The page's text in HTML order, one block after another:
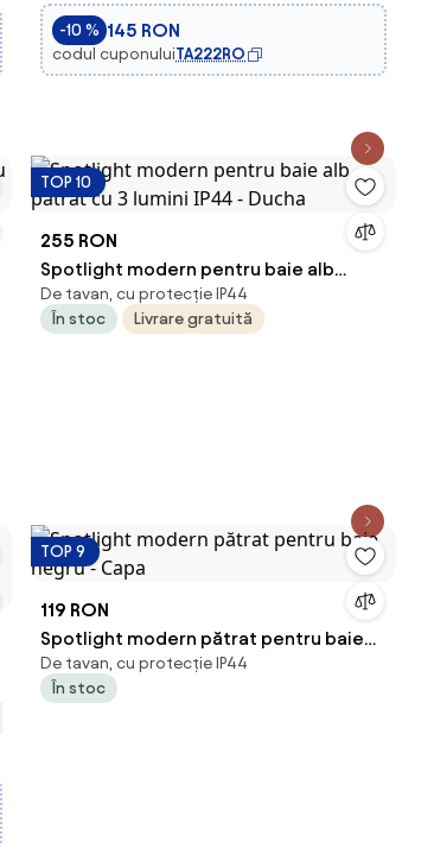
-10 % 145 RON
codul cuponuluiTA222RO
TOP 10
255 RON
Spotlight modern pentru baie alb
pătrat cu 3 lumini IP44 - Ducha
De tavan, cu protecție IP44
În stoc
Livrare gratuită
TOP 9
119 RON
Spotlight modern pătrat pentru baie
negru - Capa
De tavan, cu protecție IP44
În stoc